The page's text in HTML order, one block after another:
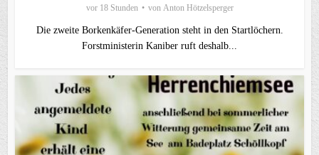
vor 18 Stunden von Anton Hötzelsperger
Die zweite Borkenkäfer-Generation steht in den Startlöchern.
Forstministerin Kaniber ruft deshalb...